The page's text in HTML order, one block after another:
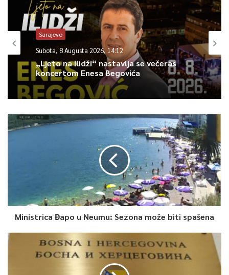
Sarajevo
Subota, 8 Augusta 2026, 14:12
„Ljeto na Ilidži“ nastavlja se večeras
koncertom Enesa Begovića
Ministrica Đapo u Neumu: Sezona može biti spašena